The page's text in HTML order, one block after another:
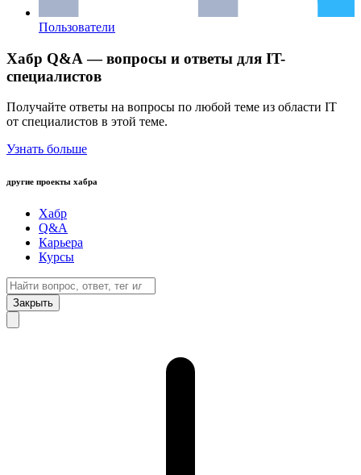
Пользователи
Хабр Q&A — вопросы и ответы для IT-
специалистов
Получайте ответы на вопросы по любой теме из области IT
от специалистов в этой теме.
Узнать больше
другие проекты хабра
Хабр
Q&A
Карьера
Курсы
Закрыть